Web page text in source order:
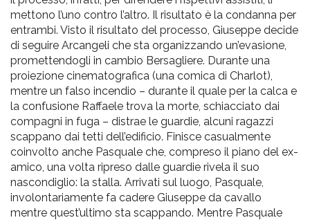
mettono l’uno contro l’altro. Il risultato è la condanna per
entrambi. Visto il risultato del processo, Giuseppe decide
di seguire Arcangeli che sta organizzando un’evasione,
promettendogli in cambio Bersagliere. Durante una
proiezione cinematografica (una comica di Charlot),
mentre un falso incendio – durante il quale per la calca e
la confusione Raffaele trova la morte, schiacciato dai
compagni in fuga – distrae le guardie, alcuni ragazzi
scappano dai tetti dell’edificio. Finisce casualmente
coinvolto anche Pasquale che, compreso il piano del ex-
amico, una volta ripreso dalle guardie rivela il suo
nascondiglio: la stalla. Arrivati sul luogo, Pasquale,
involontariamente fa cadere Giuseppe da cavallo
mentre quest’ultimo sta scappando. Mentre Pasquale